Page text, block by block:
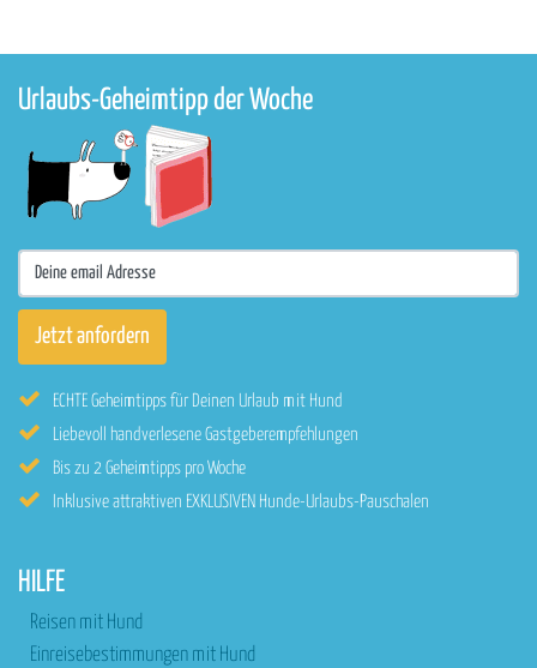
Urlaubs-Geheimtipp der Woche
ECHTE Geheimtipps für Deinen Urlaub mit Hund
Liebevoll handverlesene Gastgeberempfehlungen
Bis zu 2 Geheimtipps pro Woche
Inklusive attraktiven EXKLUSIVEN Hunde-Urlaubs-Pauschalen
HILFE
Reisen mit Hund
Einreisebestimmungen mit Hund